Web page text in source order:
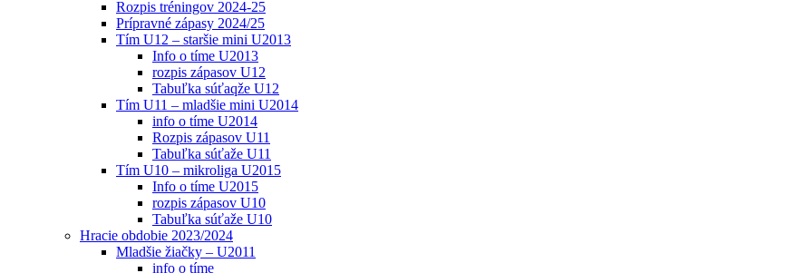
Rozpis tréningov 2024-25
Prípravné zápasy 2024/25
Tím U12 – staršie mini U2013
Info o tíme U2013
rozpis zápasov U12
Tabuľka súťaqže U12
Tím U11 – mladšie mini U2014
info o tíme U2014
Rozpis zápasov U11
Tabuľka súťaže U11
Tím U10 – mikroliga U2015
Info o tíme U2015
rozpis zápasov U10
Tabuľka súťaže U10
Hracie obdobie 2023/2024
Mladšie žiačky – U2011
info o tíme